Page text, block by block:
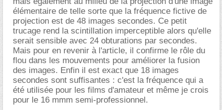
élémentaire de telle sorte que la fréquence fictive de
projection est de 48 images secondes. Ce petit
trucage rend la scintillation imperceptible alors qu'elle
serait sensible avec 24 obturations par secondes.
Mais pour en revenir à l'article, il confirme le rôle du
flou dans les mouvements pour améliorer la fusion
des images. Enfin il est exact que 18 images
secondes sont suffisantes : c'est la fréquence qui a
été utilisée pour les films d'amateur et même je crois
pour le 16 mmm semi-professionnel.